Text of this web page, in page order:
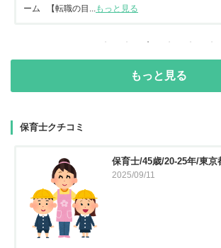
ーム 【転職の目...もっと見る
もっと見る
保育士クチコミ
保育士/45歳/20-25年/東京
2025/09/11